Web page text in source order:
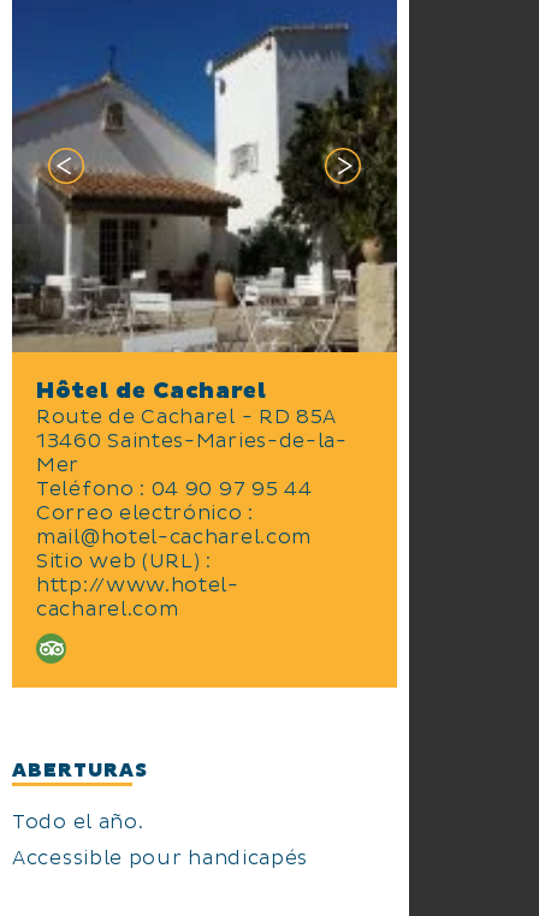
Hôtel de Cacharel
Route de Cacharel - RD 85A
13460 Saintes-Maries-de-la-
Mer
Teléfono : 04 90 97 95 44
Correo electrónico :
mail@hotel-cacharel.com
Sitio web (URL) :
http://www.hotel-
cacharel.com
ABERTURAS
Todo el año.
Accessible pour handicapés